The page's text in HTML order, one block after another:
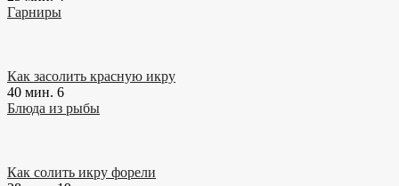
Гарниры
Как засолить красную икру
40 мин. 6
Блюда из рыбы
Как солить икру форели